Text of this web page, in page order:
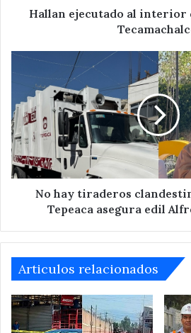
Hallan ejecutado al interior
No
hay
tiraderos
clandestinos
de
basura
en
Tepeaca
asegura
No hay tiraderos
Tepeaca asegura edil
Articulos relacionados